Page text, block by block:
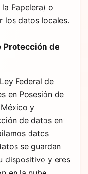
Papelera) o
los datos locales.
Protección de
Federal de
en Posesión de
México y
de datos en
datos
se guardan
dispositivo y eres